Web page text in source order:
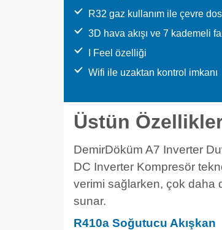
R32 gaz kullanım ile çevre
3D hava akışı ve 7 kademeli
I Feel özelliği
Wifi ile uzaktan kontrol imkanı
Üstün
DemirDöküm A7 Inverter
DC Inverter Kompresör
verimi sağlarken, çok daha
sunar.
R410a Soğutucu Akışkan